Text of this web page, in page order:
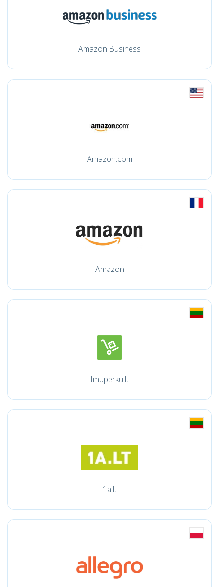
Amazon Business
Amazon.com
Amazon
Imuperku.lt
1a.lt